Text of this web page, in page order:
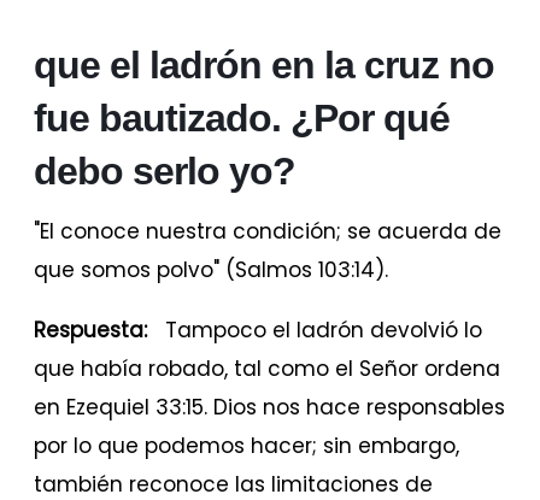
que el ladrón en la cruz no
fue bautizado. ¿Por qué
debo serlo yo?
"El conoce nuestra condición; se acuerda de
que somos polvo" (Salmos 103:14).
Respuesta:Tampoco el ladrón devolvió lo
que había robado, tal como el Señor ordena
en Ezequiel 33:15. Dios nos hace responsables
por lo que podemos hacer; sin embargo,
también reconoce las limitaciones de